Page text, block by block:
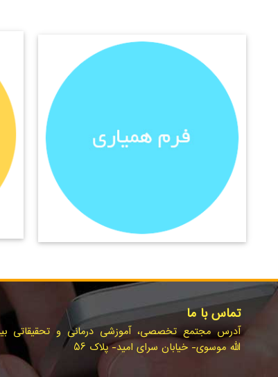
تماس با ما
آدرس مجتمع تخصصی، آموزشی درمانی و تحقیقاتی
الله موسوی- خیابان سرای امید- پلاک ۵۶